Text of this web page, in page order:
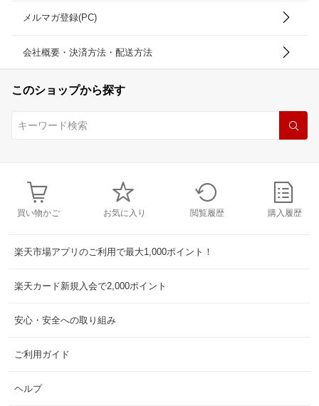
メルマガ登録(PC)
会社概要・決済方法・配送方法
このショップから探す
買い物かご お気に入り 閲覧履歴 購入履歴
楽天市場アプリのご利用で最大1,000ポイント！
楽天カード新規入会で2,000ポイント
安心・安全への取り組み
ご利用ガイド
ヘルプ